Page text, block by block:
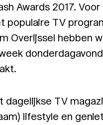
Awards 2017.
populaire TV
Overijssel hebben
TV
lifestyle en